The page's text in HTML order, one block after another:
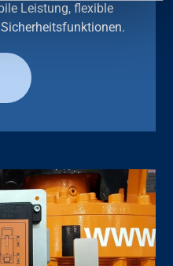
Leistung, flexible